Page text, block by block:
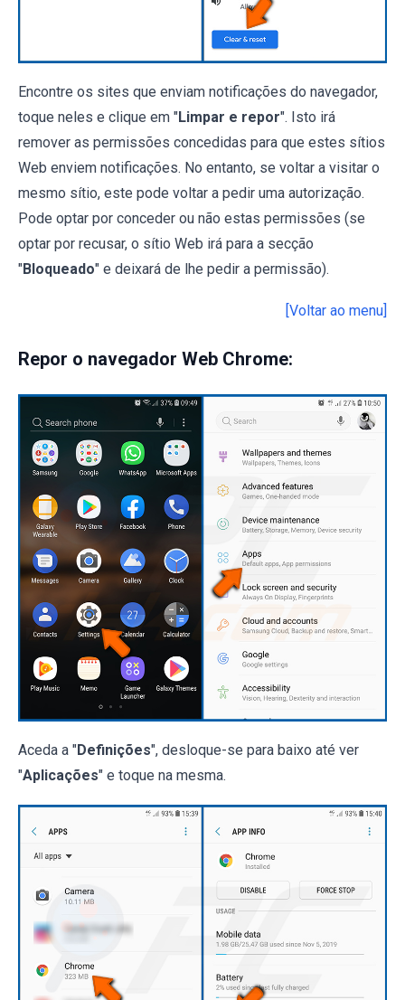
Encontre os sites que enviam notificações do navegador,
toque neles e clique em "Limpar e repor". Isto irá
remover as permissões concedidas para que estes sítios
Web enviem notificações. No entanto, se voltar a visitar o
mesmo sítio, este pode voltar a pedir uma autorização.
Pode optar por conceder ou não estas permissões (se
optar por recusar, o sítio Web irá para a secção
"Bloqueado" e deixará de lhe pedir a permissão).
[Voltar ao menu]
Repor o navegador Web Chrome:
Aceda a "Definições", desloque-se para baixo até ver
"Aplicações" e toque na mesma.